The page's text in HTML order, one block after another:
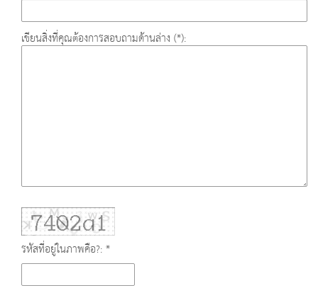
เขียนสิ่งที่คุณต้องการสอบถามด้านล่าง (*):
รหัสที่อยู่ในภาพคือ?: *